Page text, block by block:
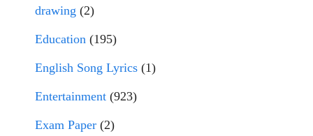
drawing (2)
Education (195)
English Song Lyrics (1)
Entertainment (923)
Exam Paper (2)